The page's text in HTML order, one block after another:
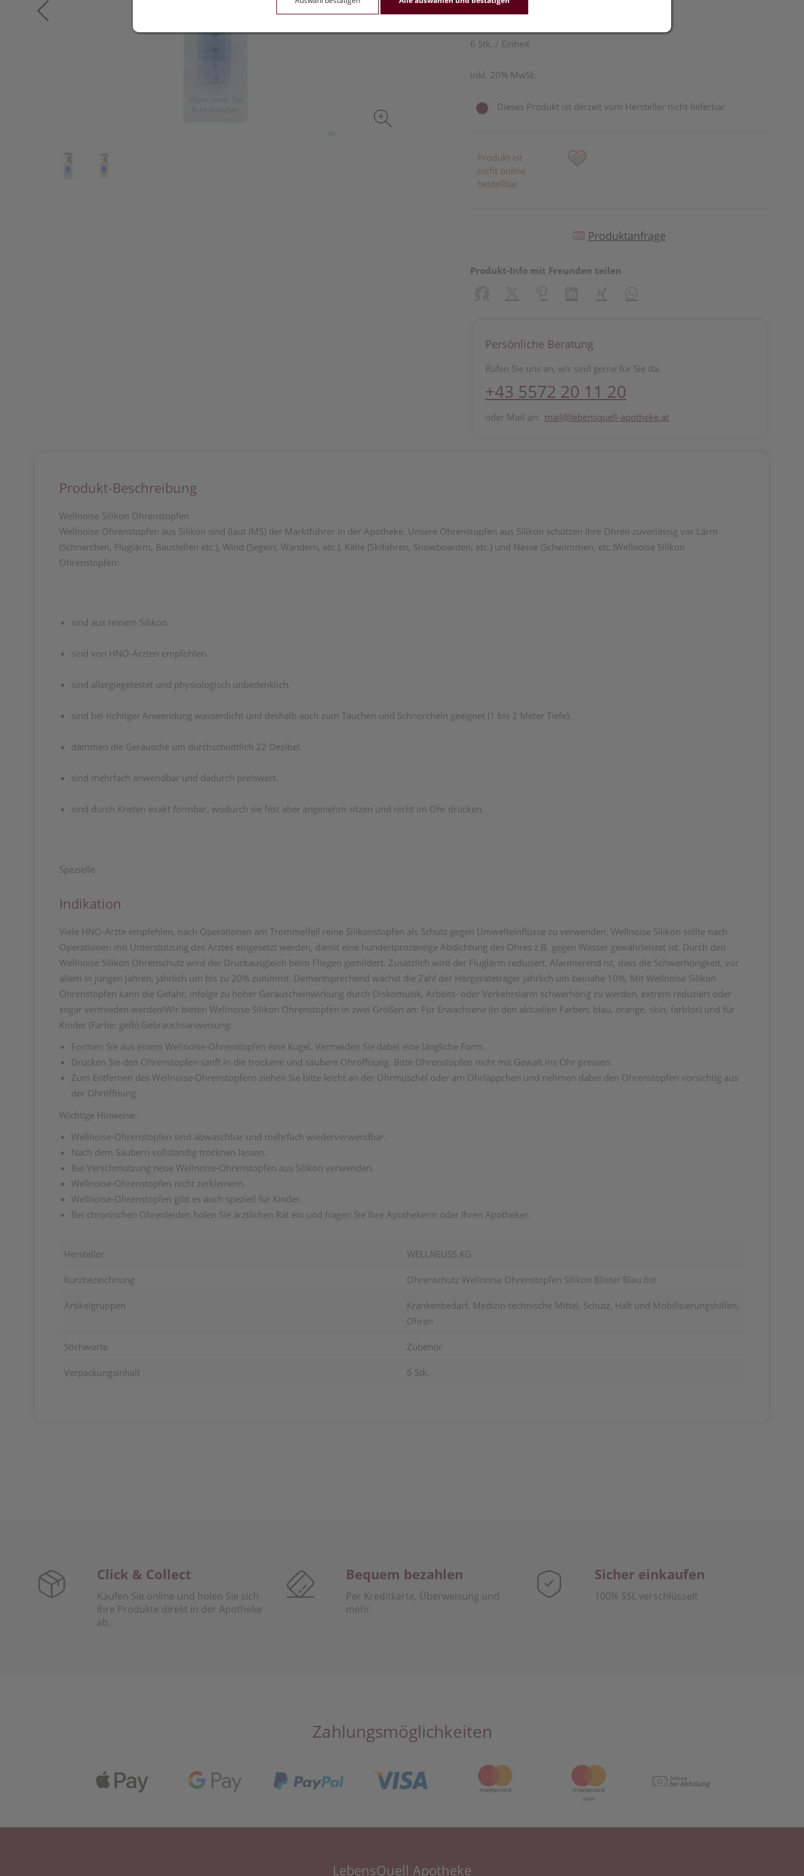
6,75 EUR
6 Stk. / Einheit
inkl. 20% MwSt.
Dieses Produkt ist derzeit vom Hersteller nicht lieferbar
Produkt ist
nicht online
bestellbar
Produktanfrage
Produkt-Info mit Freunden teilen
Persönliche Beratung
Rufen Sie uns an, wir sind gerne für Sie da.
+43 5572 20 11 20
oder Mail an: mail@lebensquell-apotheke.at
Produkt-Beschreibung
Wellnoise Silikon Ohrenstopfen
Wellnoise Ohrenstopfen aus Silikon sind (laut IMS) der Marktführer in der Apotheke. Unsere Ohrenstopfen aus Silikon schützen Ihre Ohren zuverlässig vor Lärm
(Schnarchen, Fluglärm, Baustellen etc.), Wind (Segeln, Wandern, etc.), Kälte (Skifahren, Snowboarden, etc.) und Nässe (Schwimmen, etc.)Wellnoise Silikon
Ohrenstopfen:
sind aus reinem Silikon.
sind von HNO-Ärzten empfohlen.
sind allergiegetestet und physiologisch unbedenklich.
sind bei richtiger Anwendung wasserdicht und deshalb auch zum Tauchen und Schnorcheln geeignet (1 bis 2 Meter Tiefe).
dämmen die Geräusche um durchschnittlich 22 Dezibel.
sind mehrfach anwendbar und dadurch preiswert.
sind durch Kneten exakt formbar, wodurch sie fest aber angenehm sitzen und nicht im Ohr drücken.
Spezielle
Indikation
Viele HNO-Ärzte empfehlen, nach Operationen am Trommelfell reine Silikonstopfen als Schutz gegen Umwelteinflüsse zu verwenden. Wellnoise Silikon sollte nach
Operationen mit Unterstützung des Arztes eingesetzt werden, damit eine hundertprozentige Abdichtung des Ohres z.B. gegen Wasser gewährleistet ist. Durch den
Wellnoise Silikon Ohrenschutz wird der Druckausgleich beim Fliegen gemildert. Zusätzlich wird der Fluglärm reduziert. Alarmierend ist, dass die Schwerhörigkeit, vor
allem in jungen Jahren, jährlich um bis zu 20% zunimmt. Dementsprechend wächst die Zahl der Hörgeräteträger jährlich um beinahe 10%. Mit Wellnoise Silikon
Ohrenstopfen kann die Gefahr, infolge zu hoher Geräuscheinwirkung durch Diskomusik, Arbeits- oder Verkehrslärm schwerhörig zu werden, extrem reduziert oder
sogar vermieden werden!Wir bieten Wellnoise Silikon Ohrenstopfen in zwei Größen an: Für Erwachsene (in den aktuellen Farben: blau, orange, skin, farblos) und für
Kinder (Farbe: gelb).Gebrauchsanweisung:
Formen Sie aus einem Wellnoise-Ohrenstopfen eine Kugel. Vermeiden Sie dabei eine längliche Form.
Drücken Sie den Ohrenstopfen sanft in die trockene und saubere Ohröffnung. Bitte Ohrenstopfen nicht mit Gewalt ins Ohr pressen.
Zum Entfernen des Wellnoise-Ohrenstopfens ziehen Sie bitte leicht an der Ohrmuschel oder am Ohrläppchen und nehmen dabei den Ohrenstopfen vorsichtig aus
der Ohröffnung.
Wichtige Hinweise:
Wellnoise-Ohrenstopfen sind abwaschbar und mehrfach wiederverwendbar.
Nach dem Säubern vollständig trocknen lassen.
Bei Verschmutzung neue Wellnoise-Ohrenstopfen aus Silikon verwenden.
Wellnoise-Ohrenstopfen nicht zerkleinern.
Wellnoise-Ohrenstopfen gibt es auch speziell für Kinder.
Bei chronischen Ohrenleiden holen Sie ärztlichen Rat ein und fragen Sie Ihre Apothekerin oder Ihren Apotheker.
Hersteller WELLNEUSS KG
Kurzbezeichnung Ohrenschutz Wellnoise Ohrenstopfen Silikon Blister Blau 6st
Artikelgruppen
Krankenbedarf, Medizin-technische Mittel, Schutz, Halt und Mobilisierungshilfen,
Ohren
Stichworte Zubehör
Verpackungsinhalt 6 Stk.
Click & Collect
Kaufen Sie online und holen Sie sich
Ihre Produkte direkt in der Apotheke
ab.
Bequem bezahlen
Per Kreditkarte, Überweisung und
mehr
Sicher einkaufen
100% SSL verschlüsselt
Zahlungsmöglichkeiten
LebensQuell Apotheke